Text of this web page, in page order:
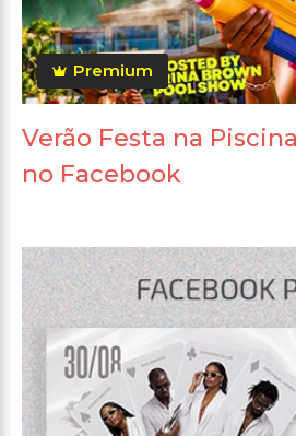
Premium
Verão Festa na
no Facebook